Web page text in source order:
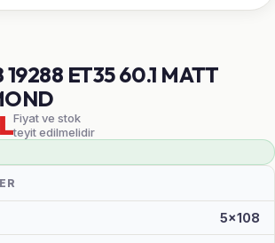
19288 ET35 60.1 MATT
Fiyat ve stok
teyit edilmelidir
5x108